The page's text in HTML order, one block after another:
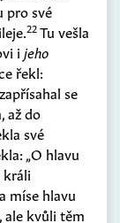
pro své
22Tu vešla
i jeho
řekl:
se
až do
své
„O hlavu
králi
míse hlavu
ale kvůli těm